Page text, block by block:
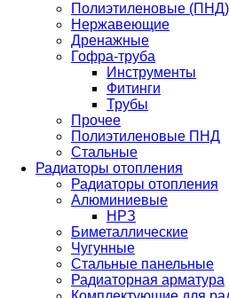
Полиэтиленовые (ПНД)
Нержавеющие
Дренажные
Гофра-труба
Инструменты
Фитинги
Трубы
Прочее
Полиэтиленовые ПНД
Стальные
Радиаторы отопления
Радиаторы отопления
Алюминиевые
НРЗ
Биметаллические
Чугунные
Стальные панельные
Радиаторная арматура